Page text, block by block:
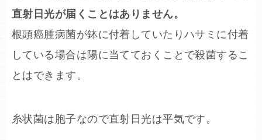
直射日光が届くことはありません。
根頭癌腫病菌が鉢に付着していたりハサミに付着
している場合は陽に当てておくことで殺菌するこ
とはできます。
糸状菌は胞子なので直射日光は平気です。